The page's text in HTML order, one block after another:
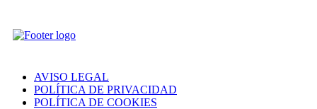
AVISO LEGAL
POLÍTICA DE PRIVACIDAD
POLÍTICA DE COOKIES